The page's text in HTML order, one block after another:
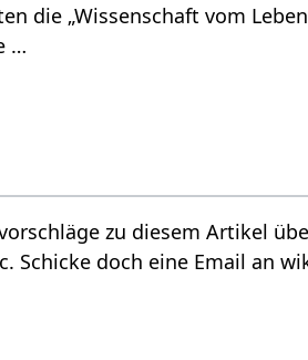
die „Wissenschaft vom
…
Artikel über Gebot‏‎? Wir sind dankbar für
Schicke doch eine Email an